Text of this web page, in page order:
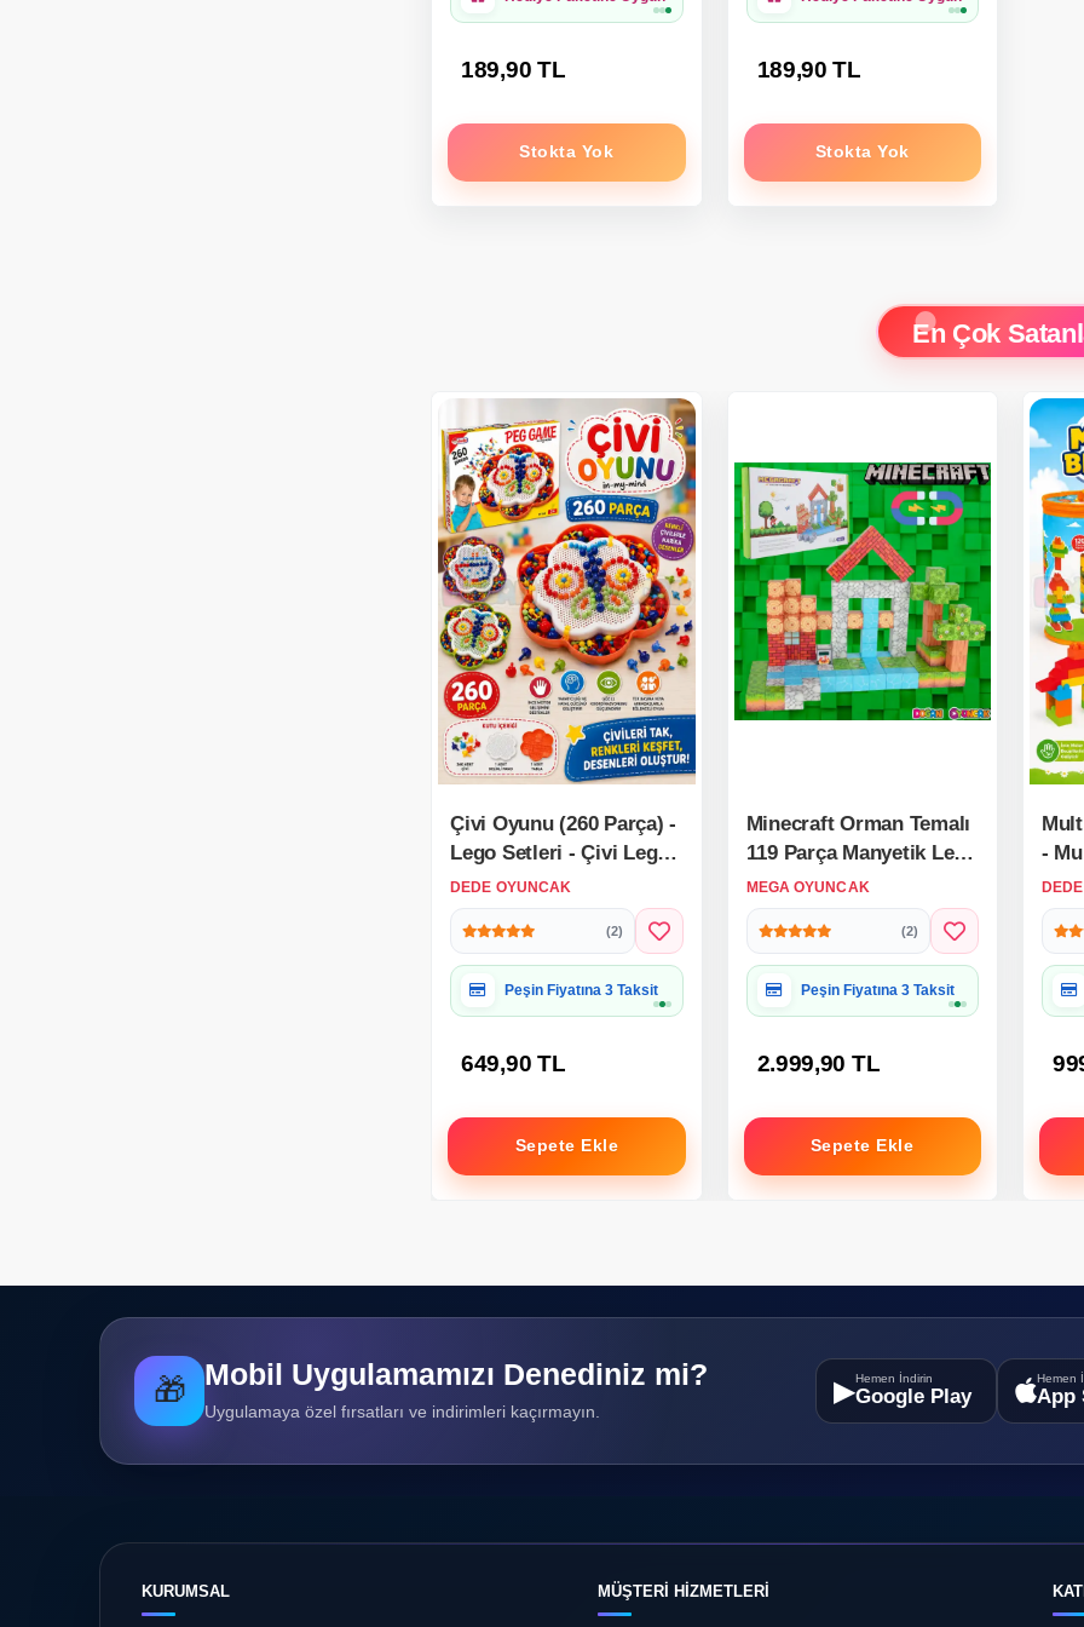
189,90 TL
Stokta Yok
189,90 TL
Stokta Yok
En Çok
Çivi Oyunu (260 Parça) -
Lego Setleri - Çivi Lego -
Resim Oyunu - Mozaik
Oyunu
DEDE OYUNCAK
(2)
Hediye Paketine Uygun
649,90 TL
Sepete Ekle
Minecraft Orman Temalı
119 Parça Manyetik Lego
Minecraft Manyetik Lego
Minecraft Lego Megnetic
Blocks
MEGA OYUNCAK
(2)
Hediye Paketine Uygun
2.999,90 TL
Sepete Ekle
-
🎁 Mobil Uygulamamızı Denediniz mi?
Uygulamaya özel fırsatları ve indirimleri kaçırmayın.
▶Hemen İndirin
Google Play
Hemen
App
KURUMSAL MÜŞTERİ HİZMETLERİ